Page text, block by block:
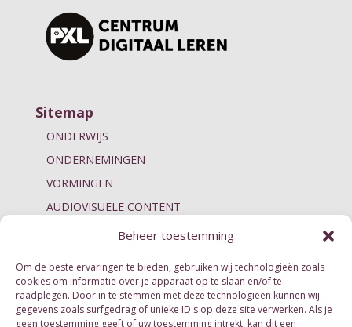
Beheer toestemming
Om de beste ervaringen te bieden, gebruiken wij technologieën zoals
cookies om informatie over je apparaat op te slaan en/of te
raadplegen. Door in te stemmen met deze technologieën kunnen wij
gegevens zoals surfgedrag of unieke ID's op deze site verwerken. Als je
geen toestemming geeft of uw toestemming intrekt, kan dit een
Sitemap
ONDERWIJS
ONDERNEMINGEN
VORMINGEN
AUDIOVISUELE CONTENT
ContactHogeschool PXL